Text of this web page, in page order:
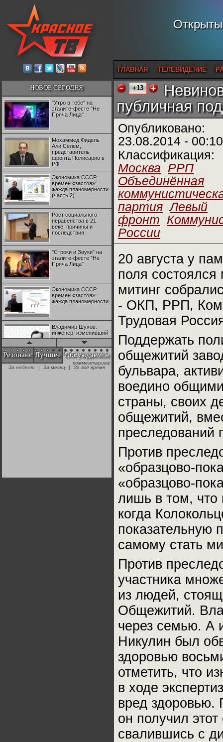
ГЛАВНАЯ ТЕЛЕВИДЕНИЕ
НОВОЕ СЕГОДНЯ
"Утро в тебе" на
эгалите-фесте "Не
Пряча Лица"
Мохаммед Фидель
Али Селем,
представитель
фронта Полисарио в
РФ
Экономика СССР
времен «застоя»:
жажда планомерности
(часть 2)
Рост социального
неравенства в 21
веке: причины и
последствия
"Строки и Звуки" на
эгалите-фесте "Не
Пряча Лица"
Экономика СССР
времен «застоя»:
жажда планомерности
Владимир Шухов:
инженер, изменивший
мир
"Аркадий Коц" на
эгалите-фесте "Не
Резонанс Лучшее Обсуждаемое
комментариев:
За неделю
| За месяц | За все время
+13
публичная
Опубликовано:
23.08.2014 - 00:10
Классификация:
Москва РРП
Объединённая
партия Левый
фронт
России
20 августа у
поля
митинг
- ОКП, РРП,
Трудовая
Поддержать
общежитий
бульвара,
воедино
страны, своих
общежитий,
преследований
Против
«образцово-
«образцово-
лишь в том, что
когда
показательную
самому стать
Против
участника
из людей,
Общежитий.
через семью. А
Никулин был
здоровью
отметить, что
в ходе
вред здоровью.
он получил
свалившись с